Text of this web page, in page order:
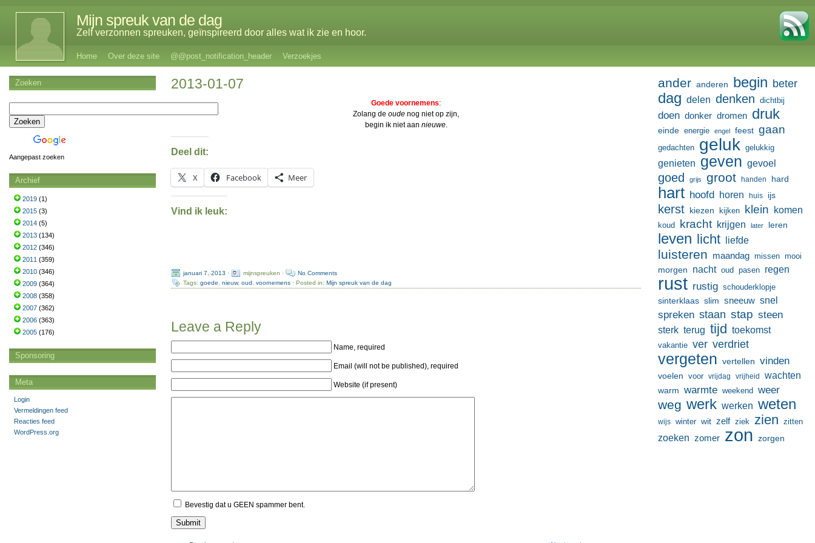
Mijn spreuk van de dag
Zelf verzonnen spreuken, geïnspireerd door alles wat ik zie en hoor.
Home Over deze site @@post_notification_header Verzoekjes
2013-01-07
Goede voornemens:
Zolang deoude nog niet op zijn,
begin ik niet aan nieuwe.
Deel dit:
X Facebook Meer
Vind ik leuk:
januari 7, 2013 · mijnspreuken ·
No Comments
Tags:goede ,nieuw,oud ,voornemens · Posted in:Mijn spreuk van de dag
Leave a Reply
Name, required
Email (will not be published), required
Website (if present)
Bevestig dat u GEEN spammer bent.
ander anderen begin beter
dag delen denken dichtbij
doen donker dromen druk
einde energie engel feest gaan
gedachten geluk gelukkig
genieten geven gevoel
goed grijs groot handen hard
hart hoofd horen huis ijs
kerst kiezen kijken klein komen
koud kracht krijgen later leren
leven licht liefde
luisteren maandag missen mooi
morgen nacht oud pasen regen
rust rustig schouderklopje
sinterklaas slim sneeuw snel
spreken staan stap steen
sterk terug tijd toekomst
vakantie ver verdriet
vergeten vertellen vinden
voelen voor vrijdag vrijheid wachten
warm warmte weekend weer
weg werk werken weten
wijs winter wit zelf ziek zien zitten
zoeken zomer zon zorgen
Zoeken
Aangepast zoeken
Archief
2019 (1)
2015 (3)
2014 (5)
2013 (134)
2012 (346)
2011 (359)
2010 (346)
2009 (364)
2008 (358)
2007 (362)
2006 (363)
2005 (176)
Sponsoring
Meta
Login
Vermeldingen feed
Reacties feed
WordPress.org